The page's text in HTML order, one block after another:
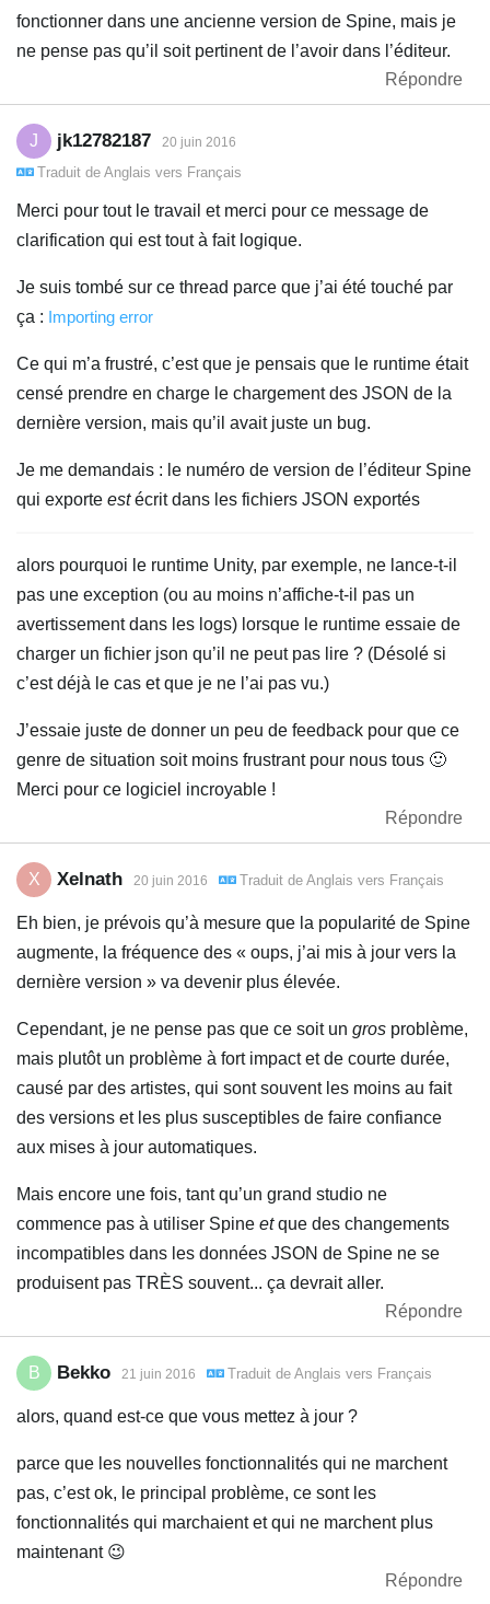
fonctionner dans une ancienne version de Spine, mais je
ne pense pas qu’il soit pertinent de l’avoir dans l’éditeur.
Répondre
J jk12782187 20 juin 2016
Traduit de Anglais vers Français
Merci pour tout le travail et merci pour ce message de
clarification qui est tout à fait logique.
Je suis tombé sur ce thread parce que j’ai été touché par
ça : Importing error
Ce qui m’a frustré, c’est que je pensais que le runtime était
censé prendre en charge le chargement des JSON de la
dernière version, mais qu’il avait juste un bug.
Je me demandais : le numéro de version de l’éditeur Spine
qui exporte estécrit dans les fichiers JSON exportés
alors pourquoi le runtime Unity, par exemple, ne lance-t-il
pas une exception (ou au moins n’affiche-t-il pas un
avertissement dans les logs) lorsque le runtime essaie de
charger un fichier json qu’il ne peut pas lire ? (Désolé si
c’est déjà le cas et que je ne l’ai pas vu.)
J’essaie juste de donner un peu de feedback pour que ce
genre de situation soit moins frustrant pour nous tous 🙂
Merci pour ce logiciel incroyable !
Répondre
X Xelnath 20 juin 2016 Traduit de Anglais vers Français
Eh bien, je prévois qu’à mesure que la popularité de Spine
augmente, la fréquence des « oups, j’ai mis à jour vers la
dernière version » va devenir plus élevée.
Cependant, je ne pense pas que ce soit un gros problème,
mais plutôt un problème à fort impact et de courte durée,
causé par des artistes, qui sont souvent les moins au fait
des versions et les plus susceptibles de faire confiance
aux mises à jour automatiques.
Mais encore une fois, tant qu’un grand studio ne
commence pas à utiliser Spine etque des changements
incompatibles dans les données JSON de Spine ne se
produisent pas TRÈS souvent... ça devrait aller.
Répondre
B Bekko 21 juin 2016 Traduit de Anglais vers Français
alors, quand est-ce que vous mettez à jour ?
parce que les nouvelles fonctionnalités qui ne marchent
pas, c’est ok, le principal problème, ce sont les
fonctionnalités qui marchaient et qui ne marchent plus
maintenant 😉
Répondre